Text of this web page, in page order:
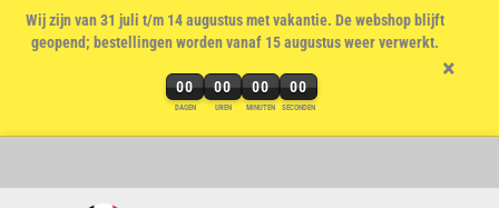
Wij zijn van 31 juli t/m 14 augustus met vakantie. De webshop blijft
geopend; bestellingen worden vanaf 15 augustus weer verwerkt.
00
DAGEN
00
UREN
00
MINUTEN
00
SECONDEN
×